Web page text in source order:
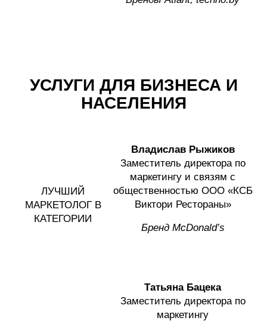
УСЛУГИ ДЛЯ БИЗНЕСА И
НАСЕЛЕНИЯ
ЛУЧШИЙ
МАРКЕТОЛОГ В
КАТЕГОРИИ
Владислав Рыжиков
Заместитель директора по
маркетингу и связям с
общественностью ООО «КСБ
Виктори Рестораны»
Бренд McDonald’s
Татьяна Бацека
Заместитель директора по
маркетингу